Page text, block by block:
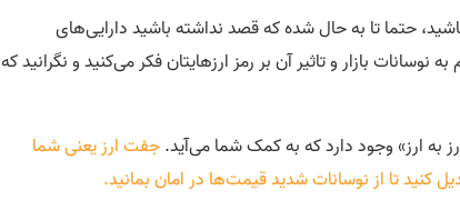
حتما تا به حال شده که قصد نداشته باشید دارایی‌های
نوسانات بازار و تاثیر آن بر رمز ارزهایتان فکر می‌کنید و نگرانید که
به ارز» وجود دارد که به کمک شما می‌آید.جفت ارز یعنی شما
کنید تا از نوسانات شدید قیمت‌ها در امان بمانید.